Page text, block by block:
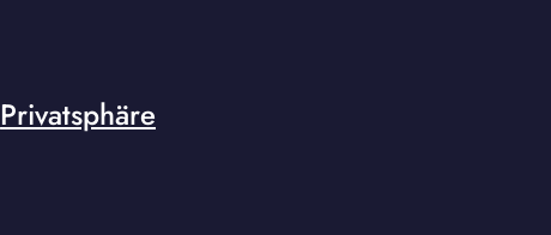
Privatsphäre